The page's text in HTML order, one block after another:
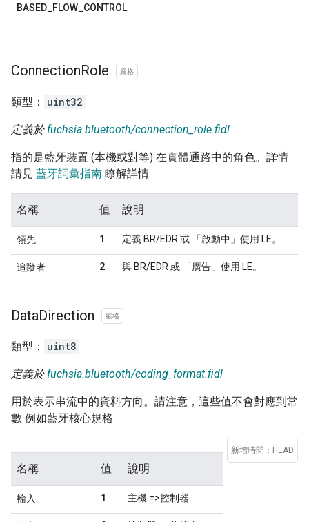
BASED
FLOW CONTROL
ConnectionRole 嚴格
類型： uint32
定義於 fuchsia.bluetooth/connection_role.fidl
指的是藍牙裝置 (本機或對等) 在實體通路中的角色。詳情
請見 藍牙詞彙指南 瞭解詳情
名稱 值 說明
領先 1 定義 BR/EDR 或 「啟動中」使用 LE。
追蹤者 2 與 BR/EDR 或 「廣告」使用 LE。
DataDirection 嚴格
類型： uint8
定義於 fuchsia.bluetooth/coding_format.fidl
用於表示串流中的資料方向。請注意，這些值不會對應到常
數 例如藍牙核心規格
新增時間：HEAD
名稱 值 說明
輸入 1 主機 =>控制器